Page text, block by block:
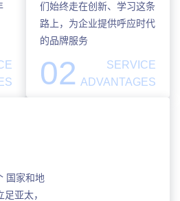
们始终走在创新、学习这条
路上，为企业提供呼应时代
的品牌服务
02
SERVICE
ADVANTAGES
国家和地
亚太，